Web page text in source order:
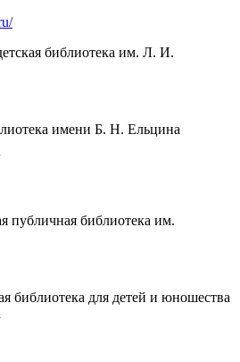
библиотека им. Л. И.
имени Б. Н. Ельцина
публичная библиотека им.
библиотека для детей и юношества